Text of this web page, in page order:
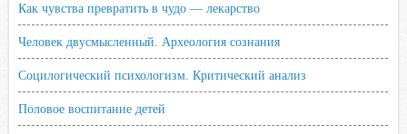
Как чувства превратить в чудо — лекарство
Человек двусмысленный. Археология сознания
Социлогический психологизм. Критический анализ
Половое воспитание детей